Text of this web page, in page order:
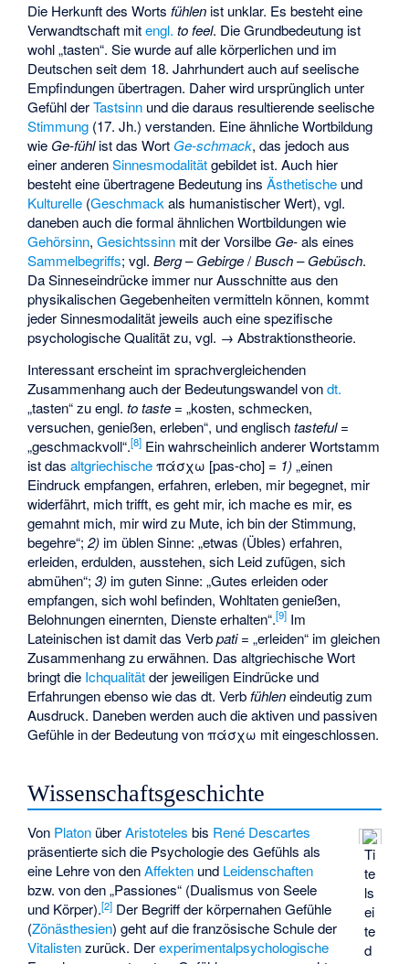
Die Herkunft des Wortsfühlen ist unklar. Es besteht eine
Verwandtschaft mitengl. to feel. Die Grundbedeutung ist
wohl „tasten“. Sie wurde auf alle körperlichen und im
Deutschen seit dem 18. Jahrhundert auch auf seelische
Empfindungen übertragen. Daher wird ursprünglich unter
Gefühl derTastsinn und die daraus resultierende seelische
Stimmung (17. Jh.) verstanden. Eine ähnliche Wortbildung
wie Ge-fühlist das Wort Ge-schmack, das jedoch aus
einer anderenSinnesmodalitätgebildet ist. Auch hier
besteht eine übertragene Bedeutung insÄsthetische und
Kulturelle (Geschmackals humanistischer Wert), vgl.
daneben auch die formal ähnlichen Wortbildungen wie
Gehörsinn,Gesichtssinn mit der Vorsilbe Ge-als eines
Sammelbegriffs; vgl.Berg–Gebirge/Busch–Gebüsch.
Da Sinneseindrücke immer nur Ausschnitte aus den
physikalischen Gegebenheiten vermitteln können, kommt
jeder Sinnesmodalität jeweils auch eine spezifische
psychologische Qualität zu, vgl. →Abstraktionstheorie.
Interessant erscheint im sprachvergleichenden
Zusammenhang auch der Bedeutungswandel vondt.
„tasten“ zu engl.to taste = „kosten, schmecken,
versuchen, genießen, erleben“, und englischtasteful=
„geschmackvoll“.[8] Ein wahrscheinlich anderer Wortstamm
ist dasaltgriechischeπάσχω [pas-cho] = 1)„einen
Eindruck empfangen, erfahren, erleben, mir begegnet, mir
widerfährt, mich trifft, es geht mir, ich mache es mir, es
gemahnt mich, mir wird zu Mute, ich bin der Stimmung,
begehre“;2) im üblen Sinne: „etwas (Übles) erfahren,
erleiden, erdulden, ausstehen, sich Leid zufügen, sich
abmühen“;3) im guten Sinne: „Gutes erleiden oder
empfangen, sich wohl befinden, Wohltaten genießen,
Belohnungen einernten, Dienste erhalten“.[9] Im
Lateinischen ist damit das Verbpati= „erleiden“ im gleichen
Zusammenhang zu erwähnen. Das altgriechische Wort
bringt die Ichqualitätder jeweiligen Eindrücke und
Erfahrungen ebenso wie das dt. Verbfühleneindeutig zum
Ausdruck. Daneben werden auch die aktiven und passiven
Gefühle in der Bedeutung von πάσχω mit eingeschlossen.
Wissenschaftsgeschichte
Ti
te
ls
ei
te
d
Von Platon überAristoteles bis René Descartes
präsentierte sich die Psychologie des Gefühls als
eine Lehre von denAffekten und Leidenschaften
bzw. von den „Passiones“ (Dualismus von Seele
und Körper).[2] Der Begriff der körpernahen Gefühle
(Zönästhesien) geht auf die französische Schule der
Vitalistenzurück. Derexperimentalpsychologische